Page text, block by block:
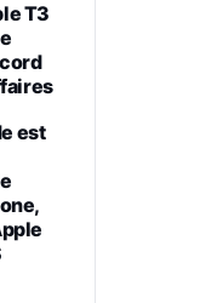
T3
est